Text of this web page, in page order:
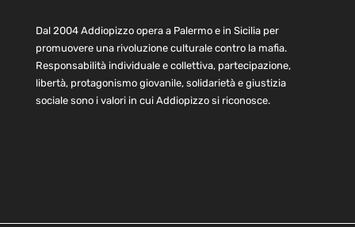
Dal 2004 Addiopizzo opera a Palermo e in Sicilia per
promuovere una rivoluzione culturale contro la mafia.
Responsabilità individuale e collettiva, partecipazione,
libertà, protagonismo giovanile, solidarietà e giustizia
sociale sono i valori in cui Addiopizzo si riconosce.